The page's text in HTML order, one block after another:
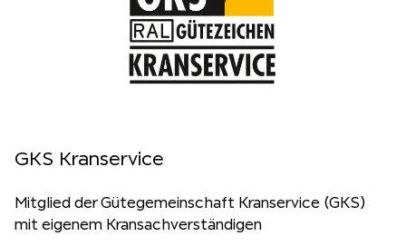
GKS Kranservice
Mitglied der Gütegemeinschaft Kranservice (GKS)
mit eigenem Kransachverständigen